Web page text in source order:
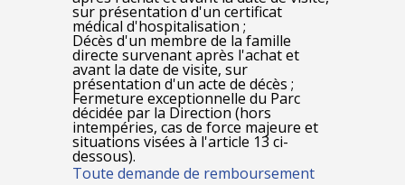
sur présentation d'un certificat
médical d'hospitalisation ;
Décès d'un membre de la famille
directe survenant après l'achat et
avant la date de visite, sur
présentation d'un acte de décès ;
Fermeture exceptionnelle du Parc
décidée par la Direction (hors
intempéries, cas de force majeure et
situations visées à l'article 13 ci-
dessous).
Toute demande de remboursement